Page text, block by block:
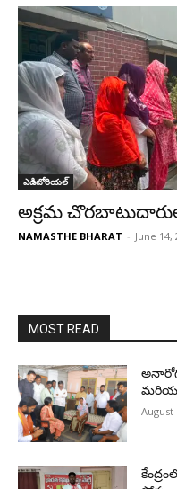
ఎడిటోరియల్
అక్రమ
NAMASTHE BHARAT - June 14,
MOST READ
August